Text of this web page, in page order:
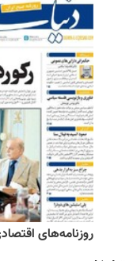
روزنامه‌های اقتصادی